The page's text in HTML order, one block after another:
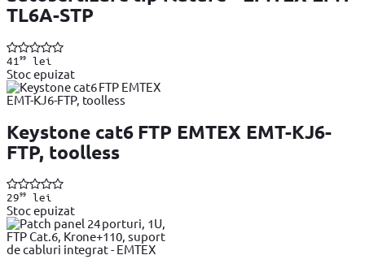
TL6A-STP
41 99lei
Stoc epuizat
Keystone cat6 FTP EMTEX EMT-KJ6-
FTP, toolless
2999lei
Stoc epuizat